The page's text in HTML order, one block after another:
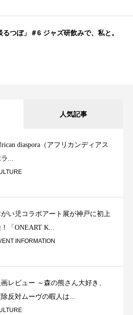
るつぼ」＃6 ジャズ研飲みで、私と。
人気記事
diaspora（アフリカンディアス
...
がい児コラボアート展が神戸に初上
「ONEART K...
INFORMATION
レビュー ～森の熊さん大好き、
反対ムーヴの暇人は...